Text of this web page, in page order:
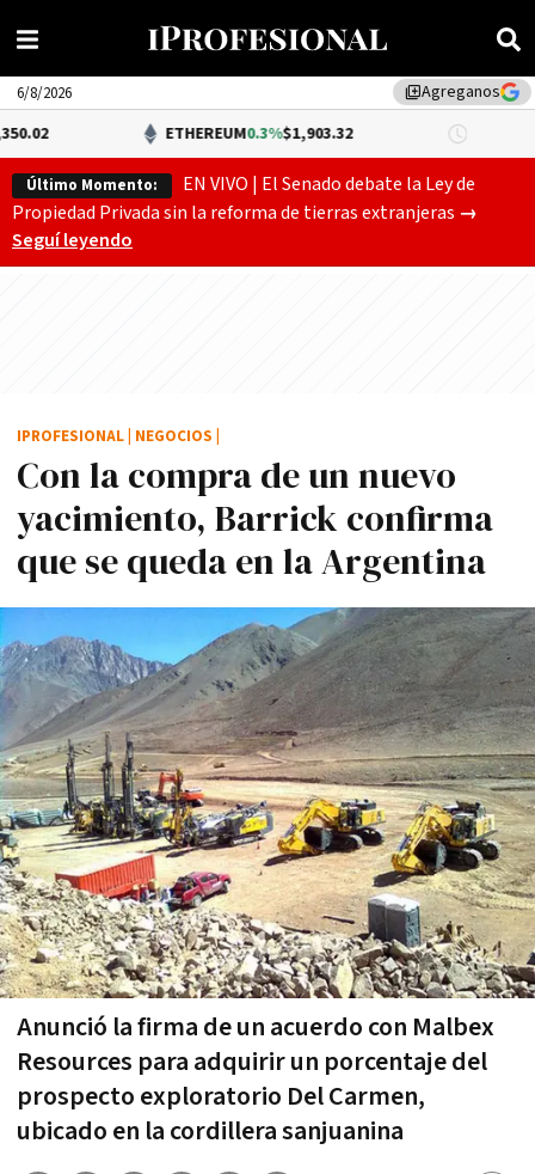
library_addAgreganos
6/8/2026
ETHEREUM0.3%$1,903.32 DÓLAR
Último Momento:
EN VIVO | El Senado debate la Ley de
Propiedad Privada sin la reforma de tierras extranjeras →
Seguí leyendo
Con la compra de un nuevo
yacimiento, Barrick confirma
que se queda en la Argentina
Anunció la firma de un acuerdo con Malbex
Resources para adquirir un porcentaje del
prospecto exploratorio Del Carmen,
ubicado en la cordillera sanjuanina
IPROFESIONAL NEGOCIOS